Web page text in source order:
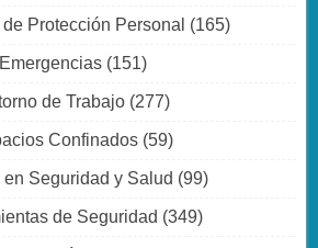
Protección Personal (165)
Emergencias(151)
de Trabajo(277)
Confinados (59)
en Seguridad y Salud (99)
de Seguridad (349)